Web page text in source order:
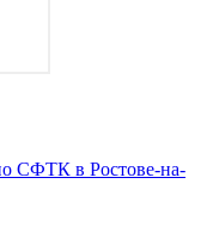
СФТК в Ростове-на-